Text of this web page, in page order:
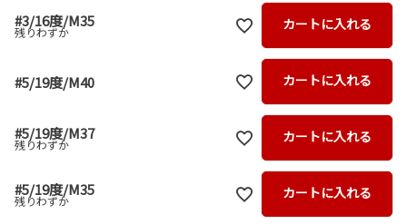
#3/16度/M35
残りわずか カートに入れる
#5/19度/M40 カートに入れる
#5/19度/M37
残りわずか カートに入れる
#5/19度/M35
残りわずか カートに入れる